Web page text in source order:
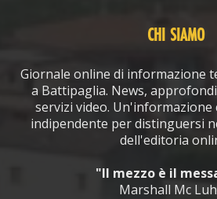
CHI SIAMO
Giornale online di informazione
a Battipaglia. News,
servizi video. Un'informazione
indipendente per distinguersi
dell'editoria
"Il mezzo è il
Marshall Mc